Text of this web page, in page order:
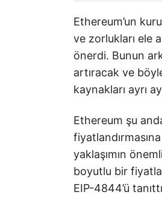
Ethereum’un
ve zorlukları ele
önerdi. Bunun
artıracak ve
kaynakları ayrı
Ethereum şu
yaklaşımın
boyutlu bir
EIP-4844’ü